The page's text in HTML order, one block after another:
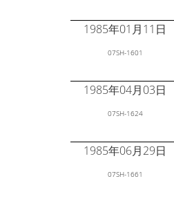
1985年01月11日
07SH-1601
1985年04月03日
07SH-1624
1985年06月29日
07SH-1661